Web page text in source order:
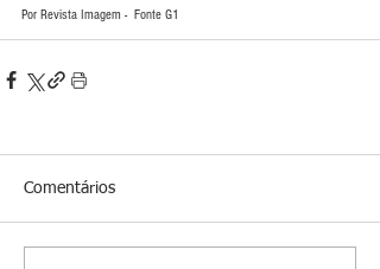
Por Revista Imagem -  Fonte G1
Comentários